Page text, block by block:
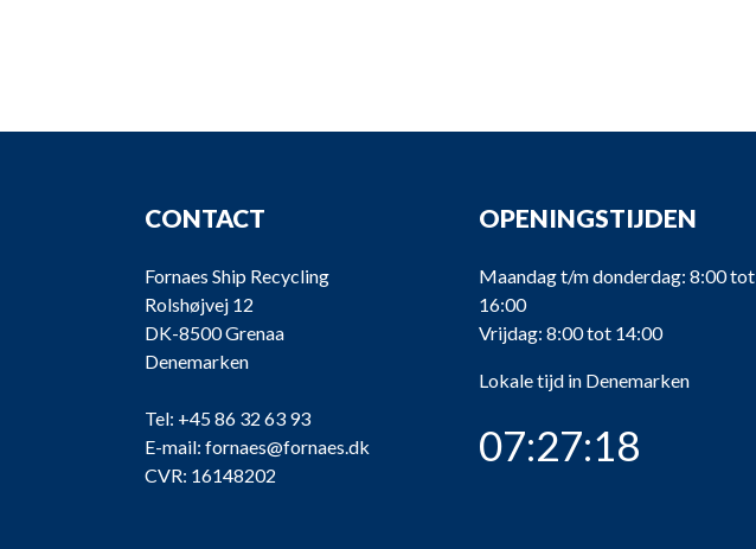
CONTACT
Fornaes Ship Recycling
Rolshøjvej 12
DK-8500 Grenaa
Denemarken
Tel: +45 86 32 63 93
E-mail: fornaes@fornaes.dk
CVR: 16148202
OPENINGSTIJDEN
Maandag t/m donderdag: 8:00 tot
16:00
Vrijdag: 8:00 tot 14:00
Lokale tijd in Denemarken
07:27:18